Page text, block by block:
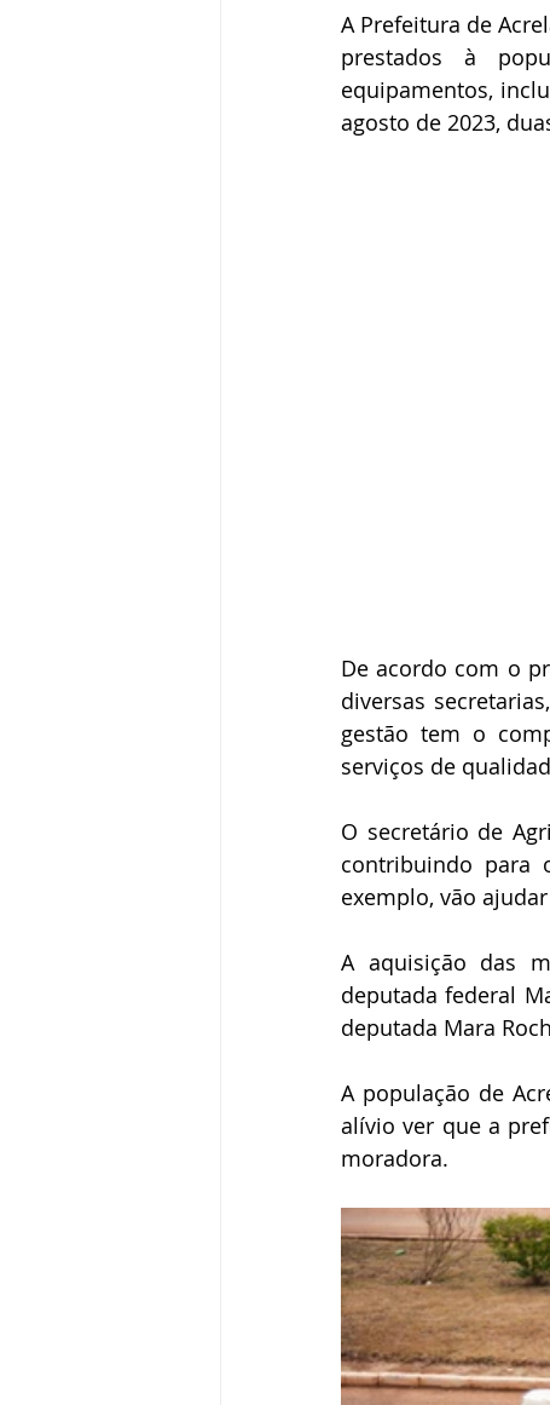
A Prefeitura de
prestados à
equipamentos,
agosto de 2023,
De acordo com o
diversas
gestão tem o
serviços de
O secretário de
contribuindo para
exemplo, vão
A aquisição das
deputada federal
deputada Mara
A população de
alívio ver que a
moradora.